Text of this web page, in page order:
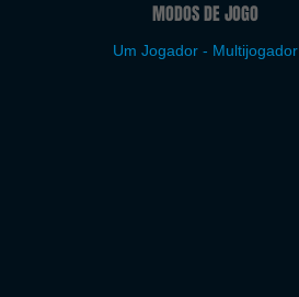
MODOS DE JOGO
Um Jogador - Multijogador